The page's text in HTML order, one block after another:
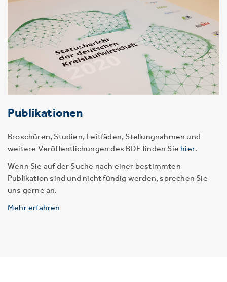
Publikationen
Broschüren, Studien, Leitfäden, Stellungnahmen und
weitere Veröffentlichungen des BDE finden Sie hier.
Wenn Sie auf der Suche nach einer bestimmten
Publikation sind und nicht fündig werden, sprechen Sie
uns gerne an.
Mehr erfahren